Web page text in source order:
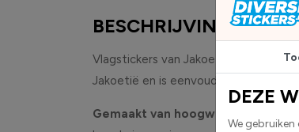
BESCHRIJVING
Vlagstickers van Jakoetië worden
Jakoetië en is eenvoudig aan te
Gemaakt van hoogwaardige
DEZE
We